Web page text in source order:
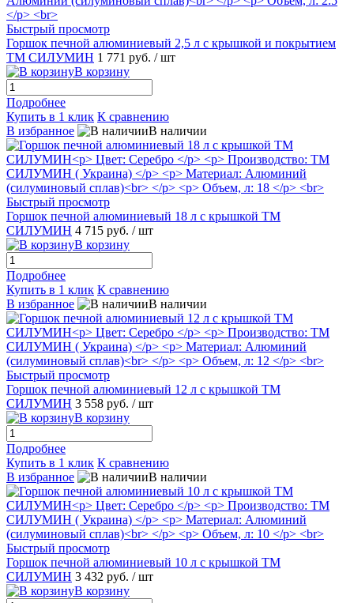
Быстрый просмотр
Горшок печной алюминиевый 2,5 л с крышкой и покрытием
ТМ СИЛУМИН 1 771 руб. / шт
В корзину
Подробнее
Купить в 1 клик К сравнению
В избранное
В наличии
Быстрый просмотр
Горшок печной алюминиевый 18 л с крышкой ТМ
СИЛУМИН 4 715 руб. / шт
В корзину
Подробнее
Купить в 1 клик К сравнению
В избранное
В наличии
Быстрый просмотр
Горшок печной алюминиевый 12 л с крышкой ТМ
СИЛУМИН 3 558 руб. / шт
В корзину
Подробнее
Купить в 1 клик К сравнению
В избранное
В наличии
Быстрый просмотр
Горшок печной алюминиевый 10 л с крышкой ТМ
СИЛУМИН 3 432 руб. / шт
В корзину